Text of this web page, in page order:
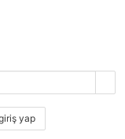
yap